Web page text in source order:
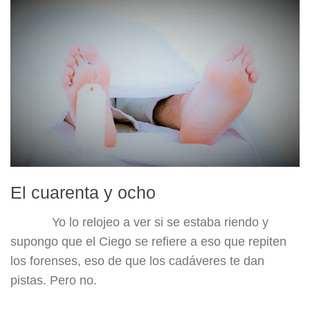
El cuarenta y ocho
Yo lo relojeo a ver si se estaba riendo y
supongo que el Ciego se refiere a eso que repiten
los forenses, eso de que los cadáveres te dan
pistas. Pero no.